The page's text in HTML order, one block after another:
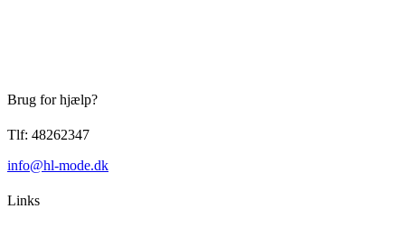
Brug for hjælp?
Tlf: 48262347
info@hl-mode.dk
Links